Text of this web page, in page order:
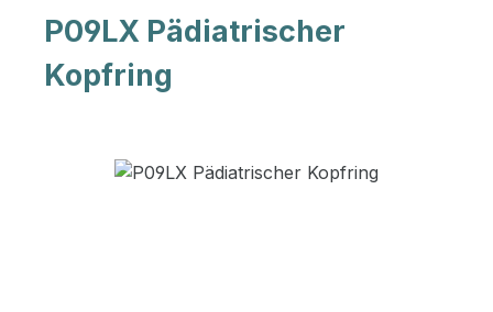
P09LX Pädiatrischer
Kopfring
Bildergalerie überspringen